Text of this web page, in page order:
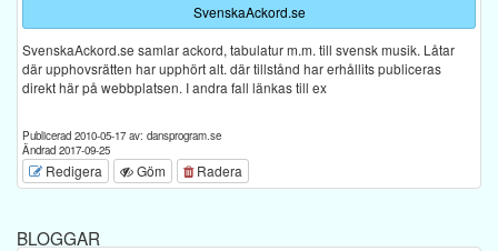
SvenskaAckord.se
SvenskaAckord.se samlar ackord, tabulatur m.m. till svensk musik. Låtar
där upphovsrätten har upphört alt. där tillstånd har erhållits publiceras
direkt här på webbplatsen. I andra fall länkas till ex
Publicerad 2010-05-17 av: dansprogram.se
Ändrad 2017-09-25
Redigera Göm Radera
BLOGGAR